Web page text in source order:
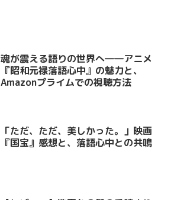
魂が震える語りの世界へ――アニメ
『昭和元禄落語心中』の魅力と、
Amazonプライムでの視聴方法
「ただ、ただ、美しかった。」映画
『国宝』感想と、落語心中との共鳴